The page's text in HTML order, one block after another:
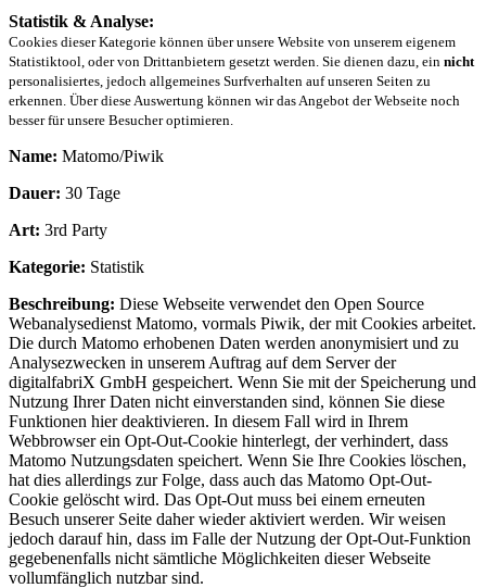
Statistik & Analyse:
Cookies dieser Kategorie können über unsere Website von unserem eigenem
Statistiktool, oder von Drittanbietern gesetzt werden. Sie dienen dazu, ein nicht
personalisiertes, jedoch allgemeines Surfverhalten auf unseren Seiten zu
erkennen. Über diese Auswertung können wir das Angebot der Webseite noch
besser für unsere Besucher optimieren.
Name: Matomo/Piwik
Dauer: 30 Tage
Art: 3rd Party
Kategorie: Statistik
Beschreibung: Diese Webseite verwendet den Open Source
Webanalysedienst Matomo, vormals Piwik, der mit Cookies arbeitet.
Die durch Matomo erhobenen Daten werden anonymisiert und zu
Analysezwecken in unserem Auftrag auf dem Server der
digitalfabriX GmbH gespeichert. Wenn Sie mit der Speicherung und
Nutzung Ihrer Daten nicht einverstanden sind, können Sie diese
Funktionen hier deaktivieren. In diesem Fall wird in Ihrem
Webbrowser ein Opt-Out-Cookie hinterlegt, der verhindert, dass
Matomo Nutzungsdaten speichert. Wenn Sie Ihre Cookies löschen,
hat dies allerdings zur Folge, dass auch das Matomo Opt-Out-
Cookie gelöscht wird. Das Opt-Out muss bei einem erneuten
Besuch unserer Seite daher wieder aktiviert werden. Wir weisen
jedoch darauf hin, dass im Falle der Nutzung der Opt-Out-Funktion
gegebenenfalls nicht sämtliche Möglichkeiten dieser Webseite
vollumfänglich nutzbar sind.